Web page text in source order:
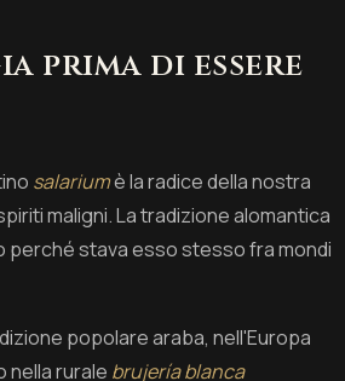
prima di essere
salariumè la radice della nostra
maligni. La tradizione alomantica
perché stava esso stesso fra mondi
popolare araba, nell'Europa
nella rurale brujería blanca